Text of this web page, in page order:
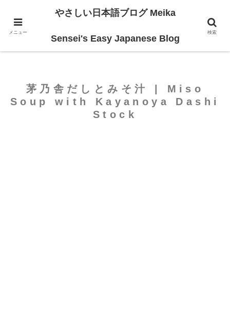
For Intermediate
茅乃舎だしとみそ汁 | Miso
Soup with Kayanoya Dashi
Stock
メニュー
やさしい日本語ブログ Meika
Sensei's Easy Japanese Blog
検索